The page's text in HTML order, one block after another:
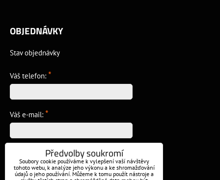
OBJEDNÁVKY
Stav objednávky
Váš telefon: *
Váš e-mail: *
Předvolby soukromí
Soubory cookie používáme k vylepšení vaší návštěvy
tohoto webu, k analýze jeho výkonu a ke shromažďování
údajů o jeho používání. Můžeme k tomu použít nástroje a